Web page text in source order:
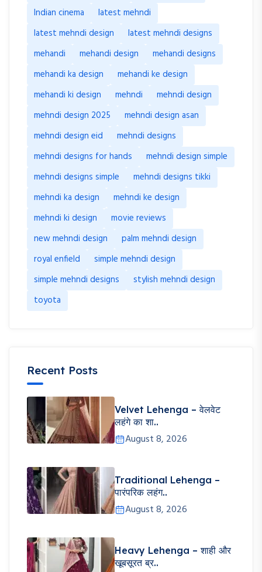
Indian cinema
latest mehndi
latest mehndi design
latest mehndi designs
mehandi
mehandi design
mehandi designs
mehandi ka design
mehandi ke design
mehandi ki design
mehndi
mehndi design
mehndi design 2025
mehndi design asan
mehndi design eid
mehndi designs
mehndi designs for hands
mehndi design simple
mehndi designs simple
mehndi designs tikki
mehndi ka design
mehndi ke design
mehndi ki design
movie reviews
new mehndi design
palm mehndi design
royal enfield
simple mehndi design
simple mehndi designs
stylish mehndi design
toyota
Recent Posts
Velvet Lehenga – वेलवेट
लहंगे का शा..
August 8, 2026
Traditional Lehenga –
पारंपरिक लहंग..
August 8, 2026
Heavy Lehenga – शाही और
खूबसूरत ब्र..